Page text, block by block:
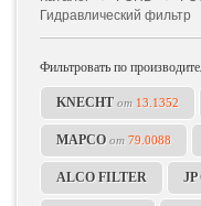
Гидравлический фильтр
Фильтровать по
KNECHT от 13.1352
MAPCO от 79.0088
ALCO FILTER JP